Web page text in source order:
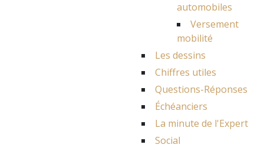
automobiles
Versement
mobilité
Les dessins
Chiffres utiles
Questions-Réponses
Échéanciers
La minute de l'Expert
Social